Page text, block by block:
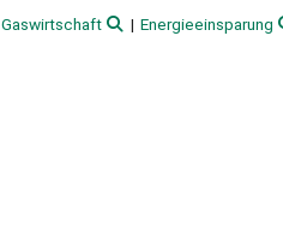
Gaswirtschaft
Energieeinsparung